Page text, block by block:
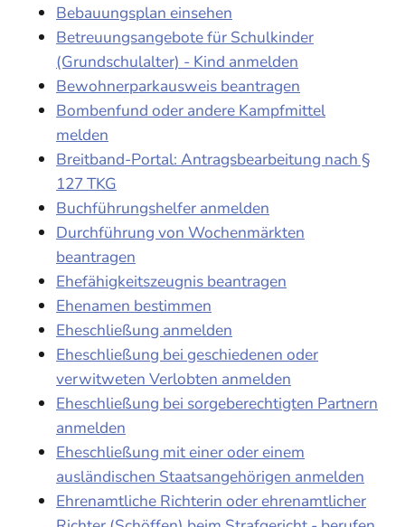
Bebauungsplan einsehen
Betreuungsangebote für Schulkinder
(Grundschulalter) - Kind anmelden
Bewohnerparkausweis beantragen
Bombenfund oder andere Kampfmittel
melden
Breitband-Portal: Antragsbearbeitung nach §
127 TKG
Buchführungshelfer anmelden
Durchführung von Wochenmärkten
beantragen
Ehefähigkeitszeugnis beantragen
Ehenamen bestimmen
Eheschließung anmelden
Eheschließung bei geschiedenen oder
verwitweten Verlobten anmelden
Eheschließung bei sorgeberechtigten Partnern
anmelden
Eheschließung mit einer oder einem
ausländischen Staatsangehörigen anmelden
Ehrenamtliche Richterin oder ehrenamtlicher